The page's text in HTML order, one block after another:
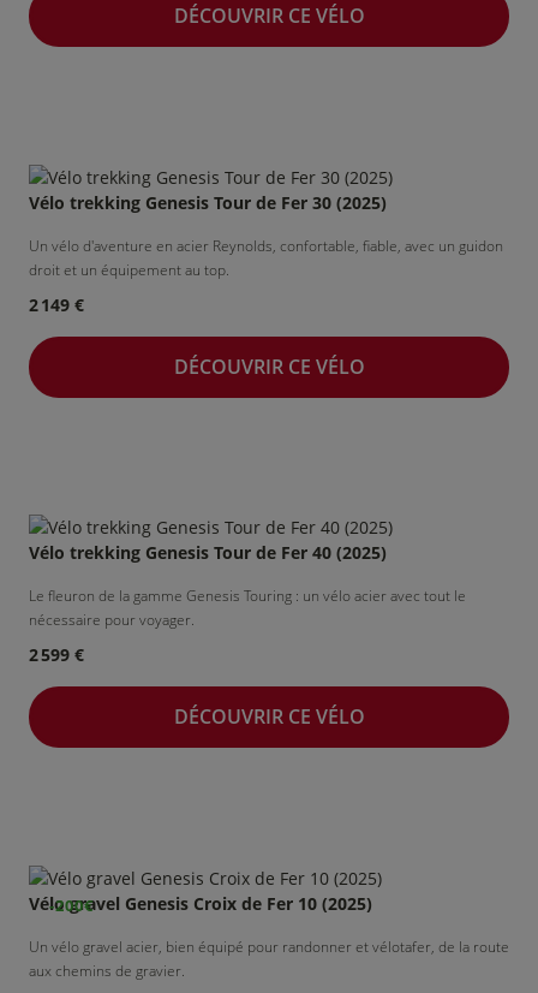
collectivités
Nos bonnes affaires !
NOS BONNES AFFAIRES
DÉCOUVRIR CE VÉLO
Vélo trekking Genesis Tour de Fer 30 (2025)
Un vélo d'aventure en acier Reynolds, confortable, fiable, avec un guidon
droit et un équipement au top.
2 149 €
DÉCOUVRIR CE VÉLO
Vélo trekking Genesis Tour de Fer 40 (2025)
Le fleuron de la gamme Genesis Touring : un vélo acier avec tout le
nécessaire pour voyager.
2 599 €
DÉCOUVRIR CE VÉLO
-200€
Vélo gravel Genesis Croix de Fer 10 (2025)
Un vélo gravel acier, bien équipé pour randonner et vélotafer, de la route
aux chemins de gravier.